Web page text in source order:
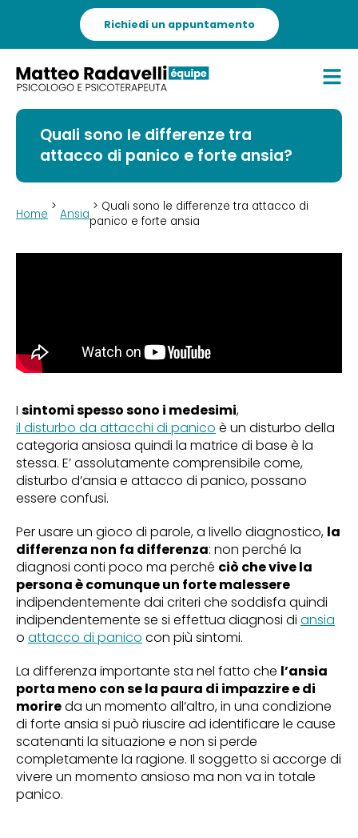
Richiedi un appuntamento
Quali sono le differenze tra
attacco di panico e forte ansia?
Home > Ansia > Quali sono le differenze tra attacco di
panico e forte ansia
I sintomi spesso sono i medesimi,
il disturbo da attacchi di panico è un disturbo della
categoria ansiosa quindi la matrice di base è la
stessa. E’ assolutamente comprensibile come,
disturbo d’ansia e attacco di panico, possano
essere confusi.
Per usare un gioco di parole, a livello diagnostico, la
differenza non fa differenza: non perché la
diagnosi conti poco ma perché ciò che vive la
persona è comunque un forte malessere
indipendentemente dai criteri che soddisfa quindi
indipendentemente se si effettua diagnosi di ansia
o attacco di panico con più sintomi.
La differenza importante sta nel fatto che l’ansia
porta meno con se la paura di impazzire e di
morireda un momento all’altro, in una condizione
di forte ansia si può riuscire ad identificare le cause
scatenanti la situazione e non si perde
completamente la ragione. Il soggetto si accorge di
vivere un momento ansioso ma non va in totale
panico.